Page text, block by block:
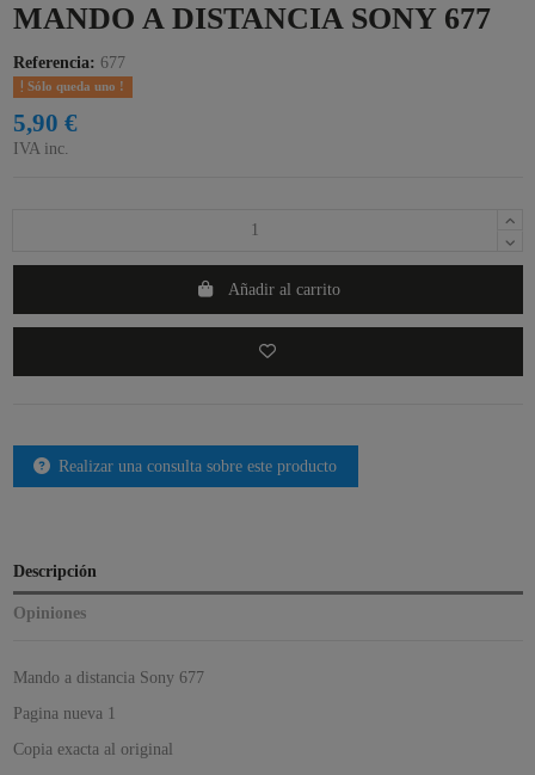
MANDO A DISTANCIA SONY 677
Referencia: 677
Sólo queda uno !
5,90 €
IVA inc.
Añadir al carrito
Realizar una consulta sobre este producto
Descripción
Opiniones
Mando a distancia Sony 677
Pagina nueva 1
Copia exacta al original